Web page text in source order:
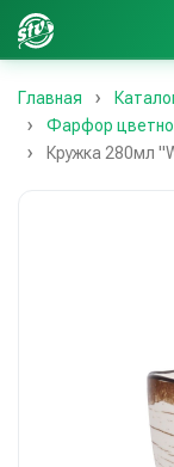
Главная
Фарфор
Кружка 280мл